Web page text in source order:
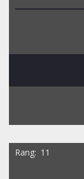
Rang 11